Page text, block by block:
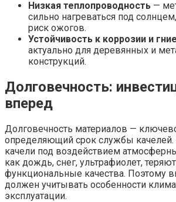
Низкая теплопроводность —
сильно нагреваться под
риск ожогов.
Устойчивость к коррозии и
актуально для деревянных и
конструкций.
Долговечность:
вперед
Долговечность материалов —
определяющий срок службы качелей.
качели под воздействием
как дождь, снег, ультрафиолет,
функциональные качества. Поэтому
должен учитывать особенности
эксплуатации.